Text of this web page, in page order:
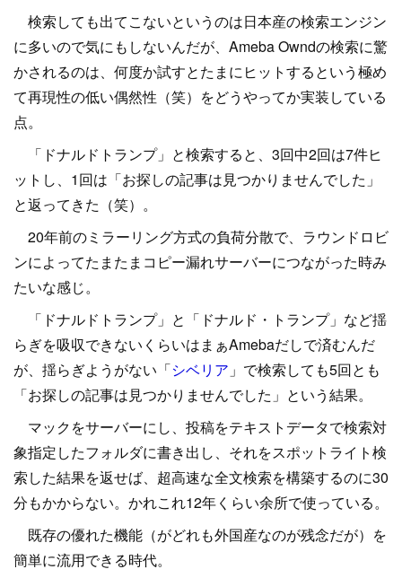
検索しても出てこないというのは日本産の検索エンジン
に多いので気にもしないんだが、Ameba Owndの検索に驚
かされるのは、何度か試すとたまにヒットするという極め
て再現性の低い偶然性（笑）をどうやってか実装している
点。
「ドナルドトランプ」と検索すると、3回中2回は7件ヒ
ットし、1回は「お探しの記事は見つかりませんでした」
と返ってきた（笑）。
20年前のミラーリング方式の負荷分散で、ラウンドロビ
ンによってたまたまコピー漏れサーバーにつながった時み
たいな感じ。
「ドナルドトランプ」と「ドナルド・トランプ」など揺
らぎを吸収できないくらいはまぁAmebaだしで済むんだ
が、揺らぎようがない「シベリア 」で検索しても5回とも
「お探しの記事は見つかりませんでした」という結果。
マックをサーバーにし、投稿をテキストデータで検索対
象指定したフォルダに書き出し、それをスポットライト検
索した結果を返せば、超高速な全文検索を構築するのに30
分もかからない。かれこれ12年くらい余所で使っている。
既存の優れた機能（がどれも外国産なのが残念だが）を
簡単に流用できる時代。